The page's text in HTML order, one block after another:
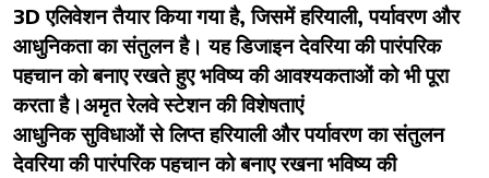
3D एलिवेशन तैयार किया गया है, जिसमें हरियाली, पर्यावरण और
आधुनिकता का संतुलन है। यह डिजाइन देवरिया की पारंपरिक
पहचान को बनाए रखते हुए भविष्य की आवश्यकताओं को भी पूरा
करता है।अमृत रेलवे स्टेशन की विशेषताएं
आधुनिक सुविधाओं से लिप्त हरियाली और पर्यावरण का संतुलन
देवरिया की पारंपरिक पहचान को बनाए रखना भविष्य की